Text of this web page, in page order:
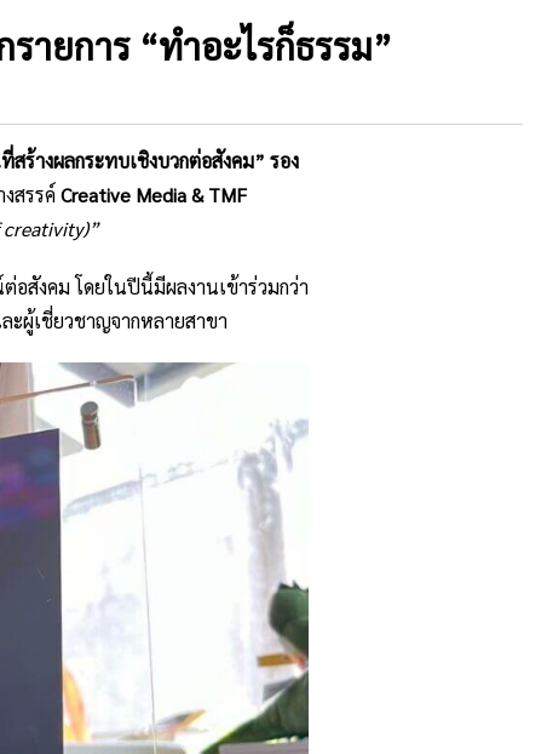
ายการ “ทำอะไรก็ธรรม”
สร้างผลกระทบเชิงบวกต่อสังคม” รอง
สรรค์ Creative Media & TMF
creativity)”
อสังคม โดยในปีนี้มีผลงานเข้าร่วมกว่า
ะผู้เชี่ยวชาญจากหลายสาขา